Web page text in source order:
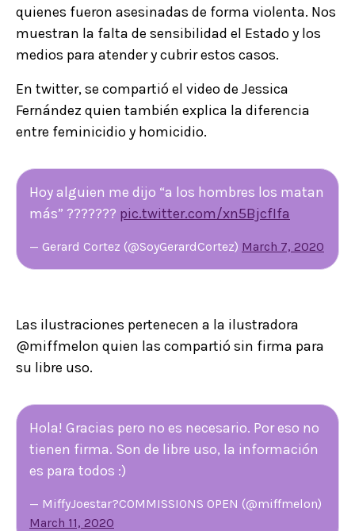
quienes fueron asesinadas de forma violenta. Nos
muestran la falta de sensibilidad el Estado y los
medios para atender y cubrir estos casos.
En twitter, se compartió el video de Jessica
Fernández quien también explica la diferencia
entre feminicidio y homicidio.
Hoy alguien me dijo “a los hombres los matan
más” ??????? pic.twitter.com/xn5BjcfIfa
— Gerard Cortez (@SoyGerardCortez) March 7, 2020
Las ilustraciones pertenecen a la ilustradora
@miffmelon quien las compartió sin firma para
su libre uso.
Hola! Gracias pero no es necesario. Por eso no
tienen firma. Son de libre uso, la información
es para todos :)
— MiffyJoestar?COMMISSIONS OPEN (@miffmelon)
March 11, 2020